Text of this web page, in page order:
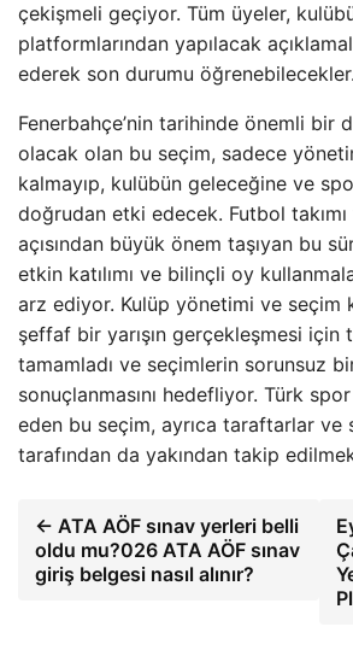
çekişmeli geçiyor. Tüm üyeler,
platformlarından yapılacak
ederek son durumu öğrenebilecekler.
Fenerbahçe’nin tarihinde önemli bir
olacak olan bu seçim, sadece
kalmayıp, kulübün geleceğine ve
doğrudan etki edecek. Futbol
açısından büyük önem taşıyan bu
etkin katılımı ve bilinçli oy
arz ediyor. Kulüp yönetimi ve seçim
şeffaf bir yarışın gerçekleşmesi için
tamamladı ve seçimlerin sorunsuz
sonuçlanmasını hedefliyor. Türk
eden bu seçim, ayrıca taraftarlar ve
tarafından da yakından takip
← ATA AÖF sınav yerleri belli
oldu mu?026 ATA AÖF sınav
giriş belgesi nasıl alınır?